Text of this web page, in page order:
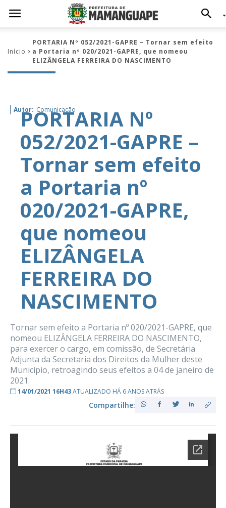
Início
PORTARIA Nº 052/2021-GAPRE – Tornar sem efeito
a Portaria nº 020/2021-GAPRE, que nomeou
ELIZÂNGELA FERREIRA DO NASCIMENTO
Autor: Comunicação
PORTARIA Nº
052/2021-GAPRE –
Tornar sem efeito
a Portaria nº
020/2021-GAPRE,
que nomeou
ELIZÂNGELA
FERREIRA DO
NASCIMENTO
Tornar sem efeito a Portaria nº 020/2021-GAPRE, que
nomeou ELIZÂNGELA FERREIRA DO NASCIMENTO,
para exercer o cargo, em comissão, de Secretária
Adjunta da Secretaria dos Direitos da Mulher deste
Município, retroagindo seus efeitos a 04 de janeiro de
2021.
14/01/2021 16H43ATUALIZADO HÁ 6 ANOS ATRÁS
Compartilhe: